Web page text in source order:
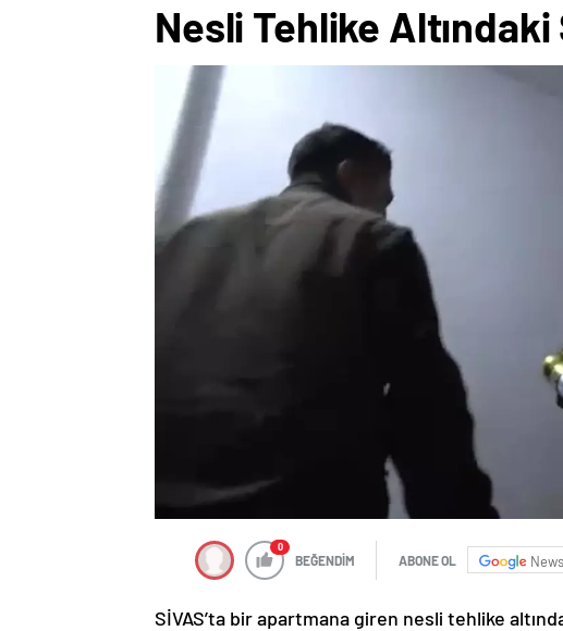
Nesli Tehlike Altındaki
0
BEĞENDİM ABONE OL News
SİVAS’ta bir apartmana giren nesli tehlike